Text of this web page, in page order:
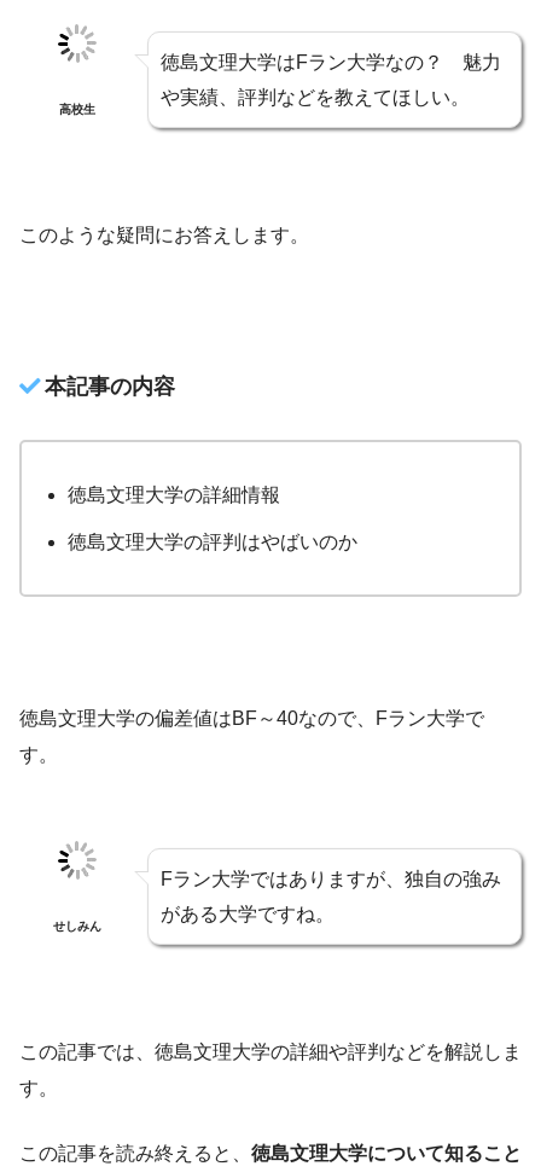
高校生
徳島文理大学はFラン大学なの？ 魅力
や実績、評判などを教えてほしい。
このような疑問にお答えします。
本記事の内容
徳島文理大学の詳細情報
徳島文理大学の評判はやばいのか
徳島文理大学の偏差値はBF～40なので、Fラン大学で
す。
せしみん
Fラン大学ではありますが、独自の強み
がある大学ですね。
この記事では、徳島文理大学の詳細や評判などを解説しま
す。
この記事を読み終えると、 徳島文理大学について知ること